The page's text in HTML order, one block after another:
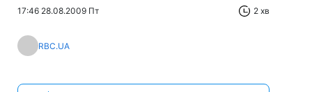
17:46 28.08.2009 Пт 2 хв
RBC.UA